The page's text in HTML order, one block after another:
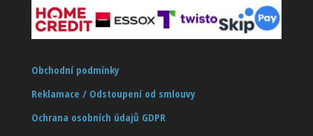
Obchodní podmínky
Reklamace / Odstoupení od smlouvy
Ochrana osobních údajů GDPR